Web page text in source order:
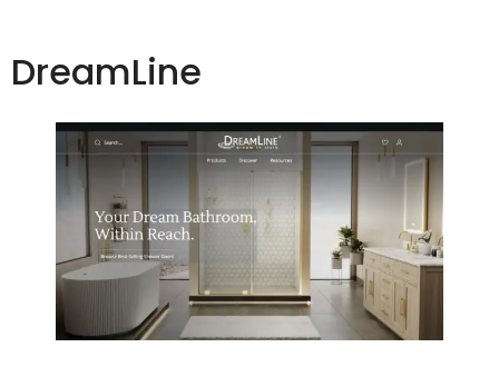
DreamLine